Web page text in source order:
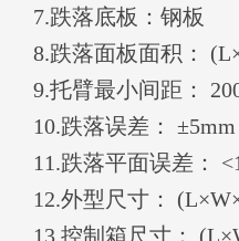
7.跌落底板：钢板
8.跌落面板面积：
9.托臂最小间距：
10.跌落误差： ±5mm
1 1 .跌落平面误差：
1 2.外型尺寸：
1 3.控制箱尺寸：